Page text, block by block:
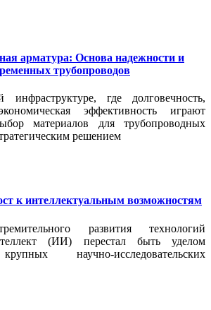
арматура: Основа надежности и
трубопроводов
инфраструктуре, где долговечность,
эффективность играют
материалов для трубопроводных
решением
к интеллектуальным возможностям
развития технологий
(ИИ) перестал быть уделом
научно-исследовательских